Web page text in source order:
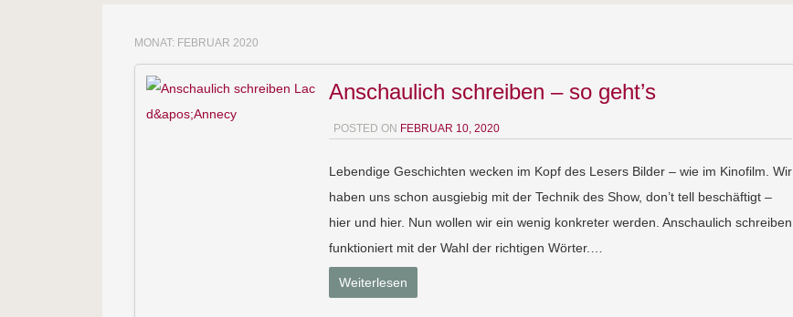
MONAT: FEBRUAR 2020
Anschaulich schreiben – so geht’s
POSTED ON FEBRUAR 10, 2020
Lebendige Geschichten wecken im Kopf des Lesers Bilder – wie im Kinofilm. Wir
haben uns schon ausgiebig mit der Technik des Show, don’t tell beschäftigt –
hier und hier. Nun wollen wir ein wenig konkreter werden. Anschaulich schreiben
funktioniert mit der Wahl der richtigen Wörter.…
Weiterlesen